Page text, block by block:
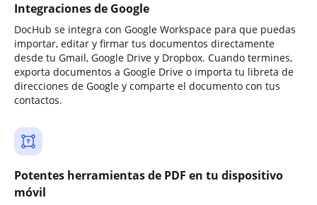
Integraciones de Google
DocHub se integra con Google Workspace para que puedas
importar, editar y firmar tus documentos directamente
desde tu Gmail, Google Drive y Dropbox. Cuando termines,
exporta documentos a Google Drive o importa tu libreta de
direcciones de Google y comparte el documento con tus
contactos.
Potentes herramientas de PDF en tu dispositivo
móvil